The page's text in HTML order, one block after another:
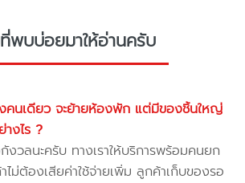
ที่พบบ่อยมาให้อ่านครับ
คนเดียว จะย้ายห้องพัก แต่มีของชิ้นใหญ่
างไร ?
งวลนะครับ ทางเราให้บริการพร้อมคนยก
ม่ต้องเสียค่าใช้จ่ายเพิ่ม ลูกค้าเก็บของรอ